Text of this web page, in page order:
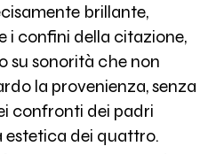
brillante,
i confini della citazione,
su sonorità che non
la provenienza, senza
confronti dei padri
estetica dei quattro.